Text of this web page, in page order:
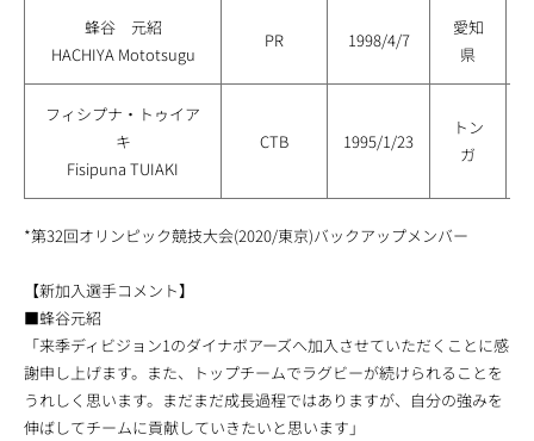
蜂谷 元紹
HACHIYA Mototsugu
PR 1998/4/7
愛知
県
フィシプナ・トゥイア
キ
Fisipuna TUIAKI
CTB 1995/1/23
トン
ガ
*第32回オリンピック競技大会(2020/東京)バックアップメンバー
【新加入選手コメント】
■蜂谷元紹
「来季ディビジョン1のダイナボアーズへ加入させていただくことに感
謝申し上げます。また、トップチームでラグビーが続けられることを
うれしく思います。まだまだ成長過程ではありますが、自分の強みを
伸ばしてチームに貢献していきたいと思います」